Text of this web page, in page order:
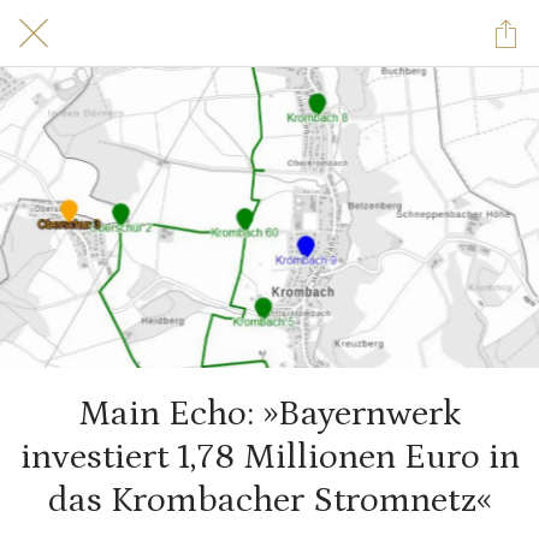
Main Echo: »Bayern­werk
investiert 1,78 Millionen Euro in
das Krom­bacher Strom­netz«